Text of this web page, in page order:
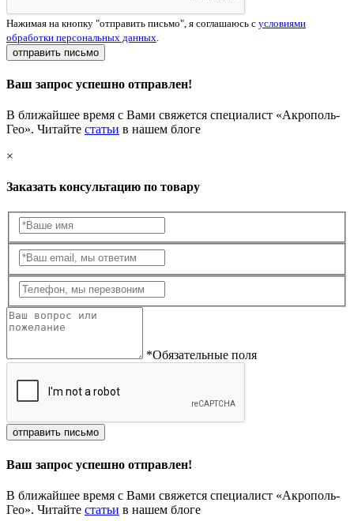
Нажимая на кнопку "отправить письмо", я соглашаюсь с условиями
обработки персональных данных
отправить письмо
Ваш запрос успешно отправлен!
В ближайшее время с Вами свяжется специалист «Акрополь-
Гео». Читайте статьи в нашем блоге
×
Заказать консультацию по товару
*Обязательные поля
отправить письмо
Ваш запрос успешно отправлен!
В ближайшее время с Вами свяжется специалист «Акрополь-
Гео». Читайте статьи в нашем блоге